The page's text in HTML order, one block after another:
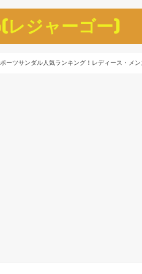
レジャーゴー)
ーツサンダル人気ランキング！レディース・メン